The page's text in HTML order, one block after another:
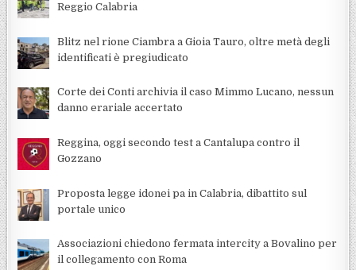
Reggio Calabria
Blitz nel rione Ciambra a Gioia Tauro, oltre metà degli
identificati è pregiudicato
Corte dei Conti archivia il caso Mimmo Lucano, nessun
danno erariale accertato
Reggina, oggi secondo test a Cantalupa contro il
Gozzano
Proposta legge idonei pa in Calabria, dibattito sul
portale unico
Associazioni chiedono fermata intercity a Bovalino per
il collegamento con Roma